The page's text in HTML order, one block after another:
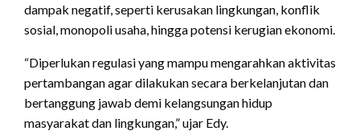
dampak negatif, seperti kerusakan lingkungan, konflik
sosial, monopoli usaha, hingga potensi kerugian ekonomi.
“Diperlukan regulasi yang mampu mengarahkan aktivitas
pertambangan agar dilakukan secara berkelanjutan dan
bertanggung jawab demi kelangsungan hidup
masyarakat dan lingkungan,” ujar Edy.